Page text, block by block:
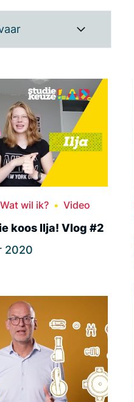
Wat wil ik? Video
koos Ilja! Vlog #2
2020